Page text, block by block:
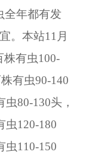
全年都有发
。本站11月
株有虫100-
有虫90-140
80-130头，
虫120-180
虫110-150